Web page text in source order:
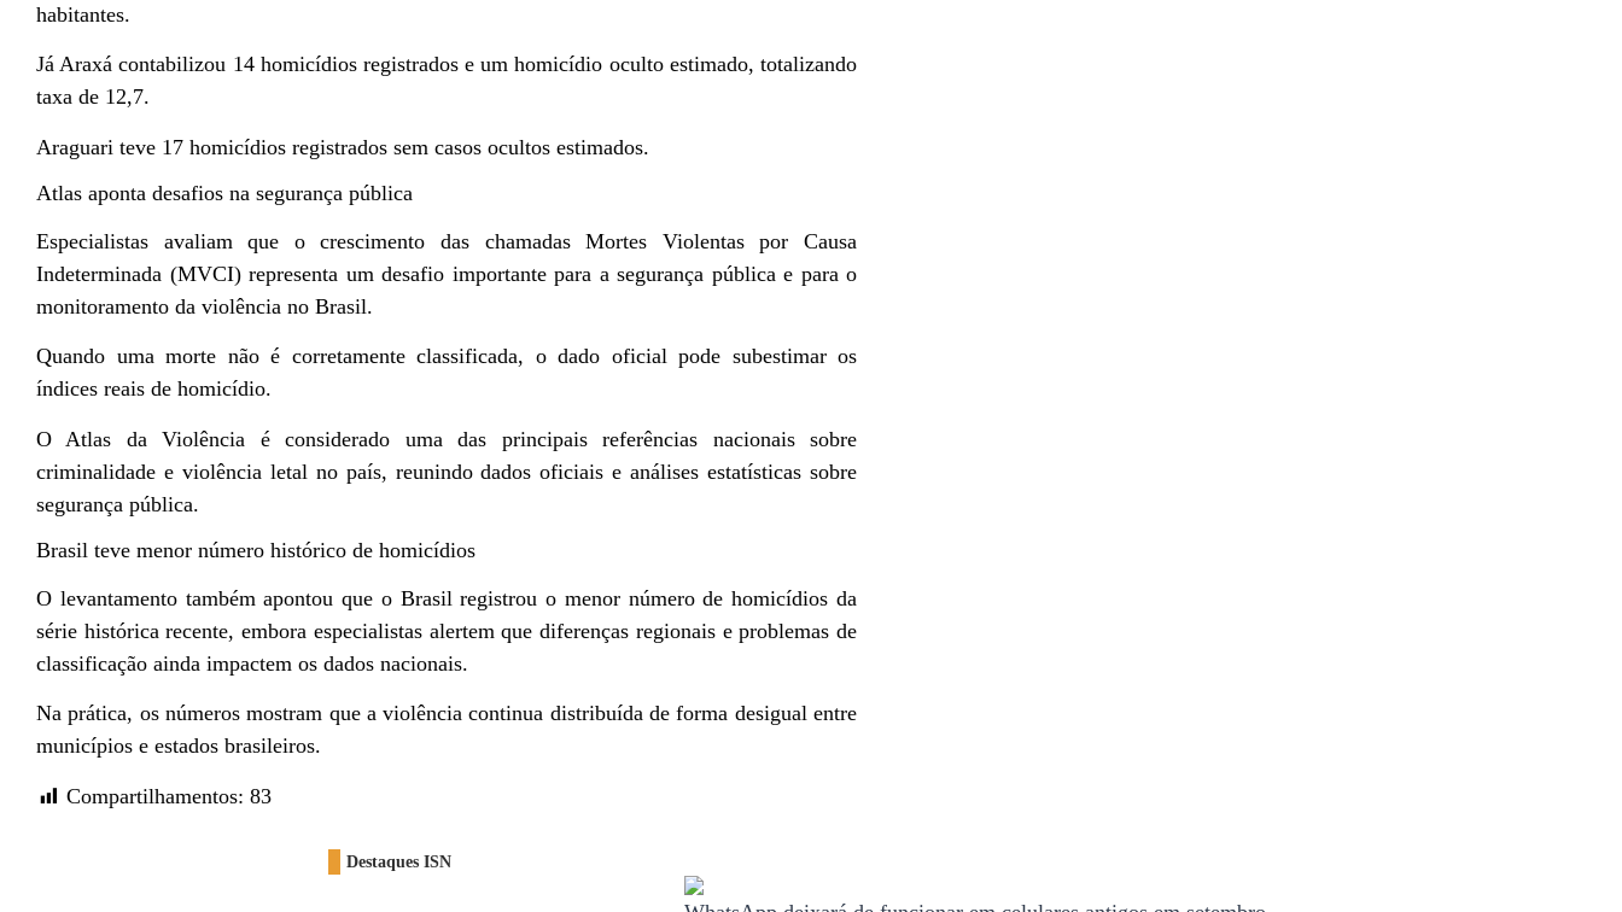
habitantes.
Já Araxá contabilizou 14 homicídios registrados e um homicídio oculto estimado, totalizando
taxa de 12,7.
Araguari teve 17 homicídios registrados sem casos ocultos estimados.
Atlas aponta desafios na segurança pública
Especialistas avaliam que o crescimento das chamadas Mortes Violentas por Causa
Indeterminada (MVCI) representa um desafio importante para a segurança pública e para o
monitoramento da violência no Brasil.
Quando uma morte não é corretamente classificada, o dado oficial pode subestimar os
índices reais de homicídio.
O Atlas da Violência é considerado uma das principais referências nacionais sobre
criminalidade e violência letal no país, reunindo dados oficiais e análises estatísticas sobre
segurança pública.
Brasil teve menor número histórico de homicídios
O levantamento também apontou que o Brasil registrou o menor número de homicídios da
série histórica recente, embora especialistas alertem que diferenças regionais e problemas de
classificação ainda impactem os dados nacionais.
Na prática, os números mostram que a violência continua distribuída de forma desigual entre
municípios e estados brasileiros.
Compartilhamentos: 83
Destaques ISN